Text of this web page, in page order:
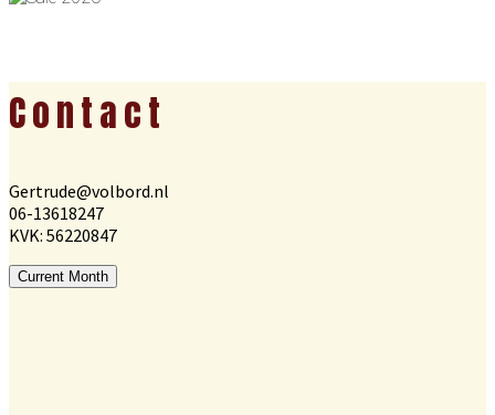
Footer
Contact
Gertrude@volbord.nl
06-13618247
KVK: 56220847
Current Month